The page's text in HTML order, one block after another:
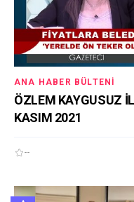
ANA HABER BÜLTENI
ÖZLEM KAYGUSUZ
KASIM 2021
--